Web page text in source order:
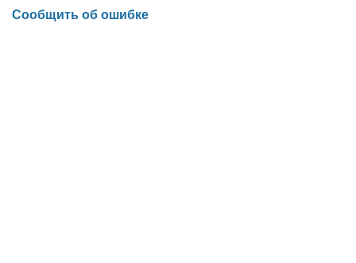
Сообщить об ошибке